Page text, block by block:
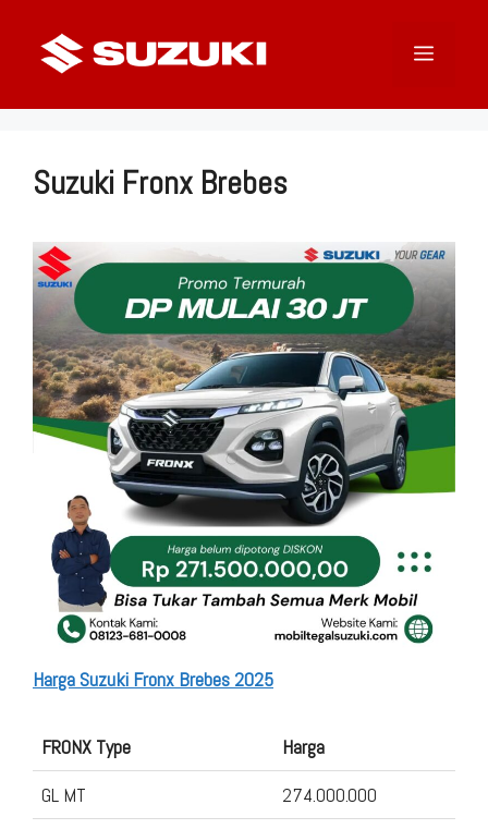
Menu
Suzuki Fronx Brebes
Harga Suzuki Fronx Brebes 2025
FRONX Type
Harga
GL MT
274.000.000